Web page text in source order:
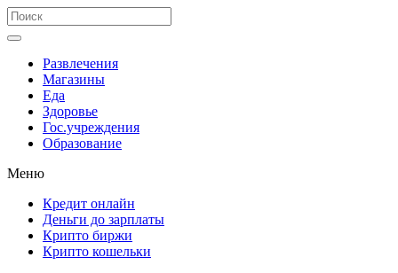
Развлечения
Магазины
Еда
Здоровье
Гос.учреждения
Образование
Меню
Кредит онлайн
Деньги до зарплаты
Крипто биржи
Крипто кошельки